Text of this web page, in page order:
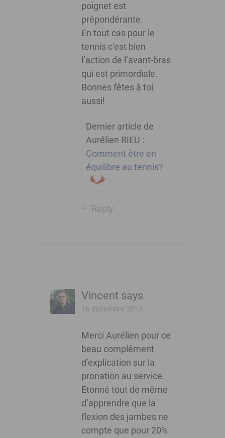
poignet est
prépondérante.
En tout cas pour le
tennis c’est bien
l’action de l’avant-bras
qui est primordiale.
Bonnes fêtes à toi
aussi!
Dernier article de
Aurélien RIEU :
Comment être en
équilibre au tennis?
Reply
Vincent says
16 décembre 2013
Merci Aurélien pour ce
beau complément
d’explication sur la
pronation au service.
Etonné tout de même
d’apprendre que la
flexion des jambes ne
compte que pour 20%